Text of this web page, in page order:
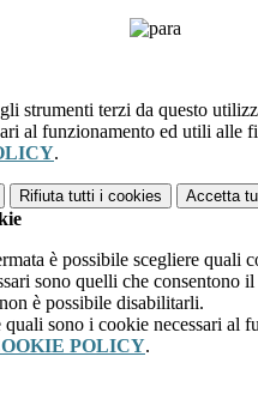
strumenti terzi da questo
al funzionamento ed utili alle
.
Rifiuta tutti i cookies Accetta
è possibile scegliere quali
sono quelli che consentono
è possibile disabilitarli.
quali sono i cookie necessari al
POLICY.